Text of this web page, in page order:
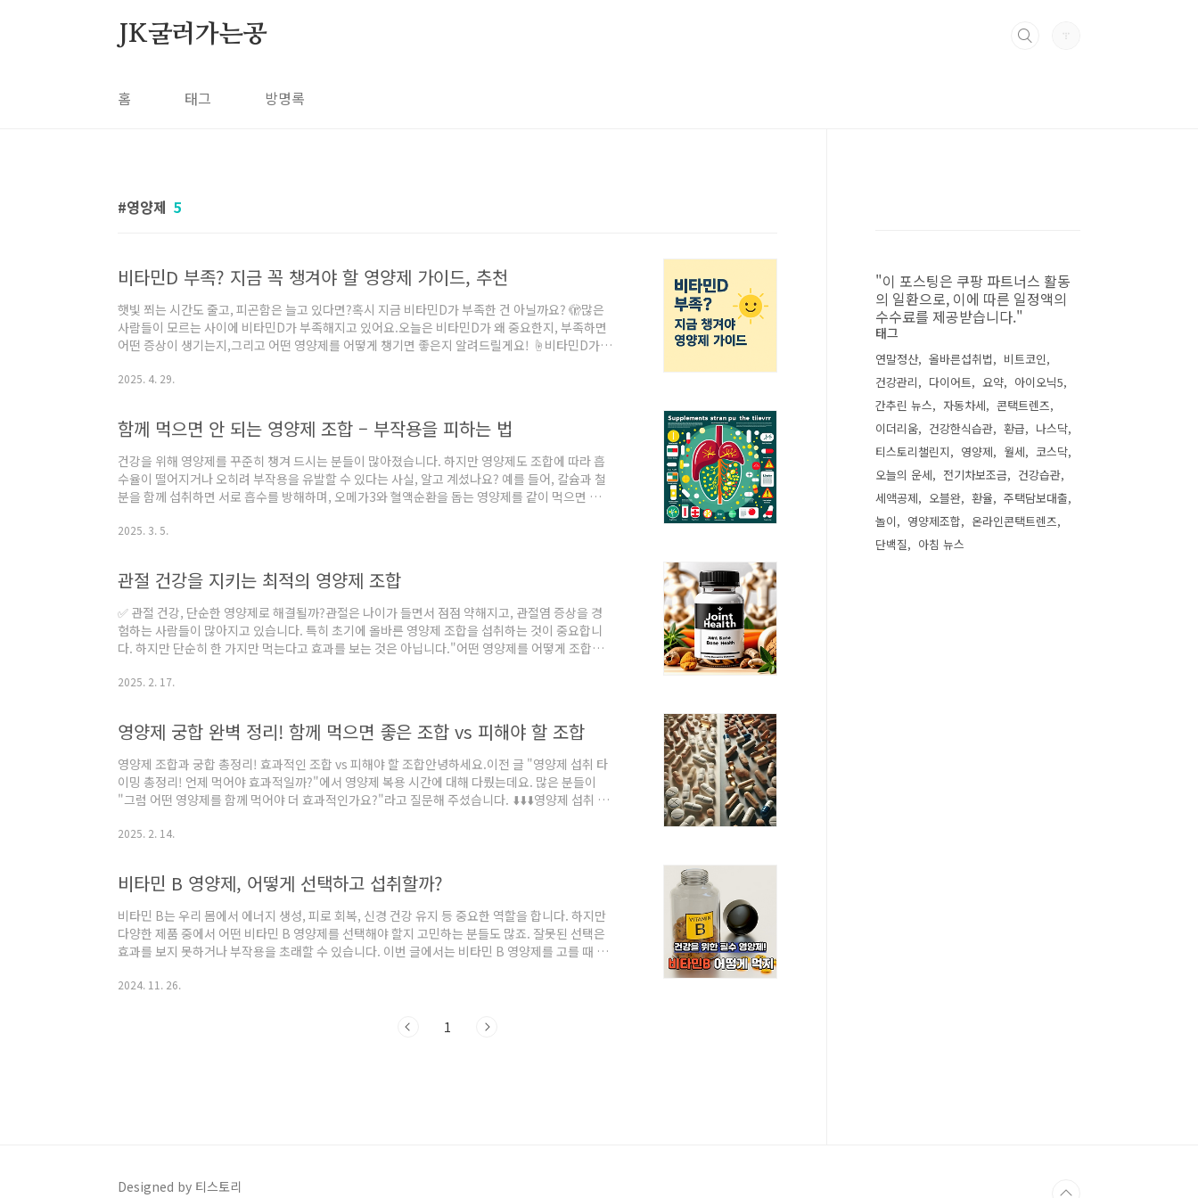
JK굴러가는공
홈 태그 방명록
영양제 5
비타민D 부족? 지금 꼭 챙겨야 할 영양제 가이드, 추천
햇빛 쬐는 시간도 줄고, 피곤함은 늘고 있다면?혹시 지금 비타민D가 부족한 건 아닐까요? 🫣많은
사람들이 모르는 사이에 비타민D가 부족해지고 있어요.오늘은 비타민D가 왜 중요한지, 부족하면
어떤 증상이 생기는지,그리고 어떤 영양제를 어떻게 챙기면 좋은지 알려드릴게요! ☝️비타민D가
칼슘 흡수를 도와 뼈 건강을 지키는 것이죠! 🦴면역력 강화 🛡️우울감 완화 😊심장 질환 예방 ❤️인
지금 이런 증상 겪고 있다면 체크! ✅자주 피곤하고 무기력함 😩감기에 잘 걸림 🤧뼈나 근육 통증
💢우울하거나 기분 저하 😔집중력 저..
2025. 4. 29.
함께 먹으면 안 되는 영양제 조합 – 부작용을 피하는 법
건강을 위해 영양제를 꾸준히 챙겨 드시는 분들이 많아졌습니다. 하지만 영양제도 조합에 따라 흡
수율이 떨어지거나 오히려 부작용을 유발할 수 있다는 사실, 알고 계셨나요? 예를 들어, 칼슘과 철
분을 함께 섭취하면 서로 흡수를 방해하며, 오메가3와 혈액순환을 돕는 영양제를 같이 먹으면 혈전
니다. 오늘은 흡수율을 낮추거나 부작용을 일으킬 수 있는 영양제 조합과 함께, 간 건강을 위해 피
제 조합① 볼륨이 큰 미네랄들끼리 섭취할 때 (칼슘, 마그네슘, 철분, 아연)칼슘, 마그네슘, 철분, 아
연 같은 미네랄은 위장에서 서로 흡수..
2025. 3. 5.
관절 건강을 지키는 최적의 영양제 조합
✅ 관절 건강, 단순한 영양제로 해결될까?관절은 나이가 들면서 점점 약해지고, 관절염 증상을 경
험하는 사람들이 많아지고 있습니다. 특히 초기에 올바른 영양제 조합을 섭취하는 것이 중요합니
다. 하지만 단순히 한 가지만 먹는다고 효과를 보는 것은 아닙니다."어떤 영양제를 어떻게 조합해
합과 올바른 섭취 방법을 소개해 드리겠습니다.1️⃣ 관절 건강을 위한 필수 영양제관절 건강을 지키
주요 영양제입니다.🔹 글루코사민 - 연골 형성을 돕고 관절 통증 완화🔹 MSM(메틸설포닐메탄) -
항염 작용 및 관절 유연성 개선🔹 콘드..
2025. 2. 17.
영양제 궁합 완벽 정리! 함께 먹으면 좋은 조합 vs 피해야 할 조합
영양제 조합과 궁합 총정리! 효과적인 조합 vs 피해야 할 조합안녕하세요.이전 글 "영양제 섭취 타
이밍 총정리! 언제 먹어야 효과적일까?"에서 영양제 복용 시간에 대해 다뤘는데요. 많은 분들이
"그럼 어떤 영양제를 함께 먹어야 더 효과적인가요?"라고 질문해 주셨습니다. ⬇️⬇️⬇️영양제 섭취 타
까? 영양제 섭취 타이밍 총정리! 언제 먹어야 효과적일까?건강을 위해 영양제를 챙겨 먹고 계신가
라 흡수율과 효능이 달라진다는 사실, 알고 계셨나jkballmoney.com 영양제도 궁합이 중요합니
다! ..
2025. 2. 14.
비타민 B 영양제, 어떻게 선택하고 섭취할까?
비타민 B는 우리 몸에서 에너지 생성, 피로 회복, 신경 건강 유지 등 중요한 역할을 합니다. 하지만
다양한 제품 중에서 어떤 비타민 B 영양제를 선택해야 할지 고민하는 분들도 많죠. 잘못된 선택은
효과를 보지 못하거나 부작용을 초래할 수 있습니다. 이번 글에서는 비타민 B 영양제를 고를 때 꼭
니다.비타민 B군, 골고루 함유되어 있는지 확인하세요비타민 B는 B1(티아민), B2(리보플라빈),
면서도 서로를 보완해주는 역할을 하므로 모든 비타민 B군이 균형 있게 포함된 영양제를 선택하는
2024. 11. 26.
1
"이 포스팅은 쿠팡 파트너스 활동
의 일환으로, 이에 따른 일정액의
수수료를 제공받습니다."
태그
연말정산 올바른섭취법
비트코인
건강관리
다이어트 요약
아이오닉5
간추린 뉴스
자동차세
콘택트렌즈
이더리움
건강한식습관 환급
나스닥
티스토리챌린지
영양제 월세
코스닥
오늘의 운세
전기차보조금
건강습관
세액공제
오블완 환율
주택담보대출
놀이
영양제조합
온라인콘택트렌즈
단백질
아침 뉴스
Designed by 티스토리